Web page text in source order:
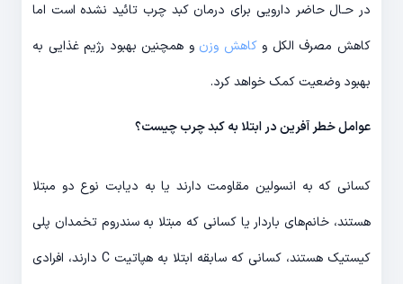
در حـال حاضر دارویی برای درمان کبد چرب تائید نشده است اما
کاهش مصرف الکل وکاهش وزن و همچنین بهبود رژیم غذایی به
بهبود وضعیت کمک خواهد کرد.
عوامل خطر آفرین در ابتلا به کبد چرب چیست؟
کسانی که به انسولین مقاومت دارند یا به دیابت نوع دو مبتلا
هستند، خانم­‌های باردار یا کسانی که مبتلا به سندروم تخمدان پلی
کیستیک هستند، کسانی که سابقه ابتلا به هپاتیت C دارند، افرادی